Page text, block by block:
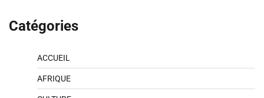
Catégories
ACCUEIL
AFRIQUE